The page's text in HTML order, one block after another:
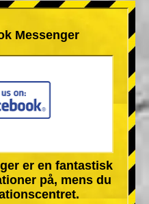
Messenger
er en fantastisk
på, mens du